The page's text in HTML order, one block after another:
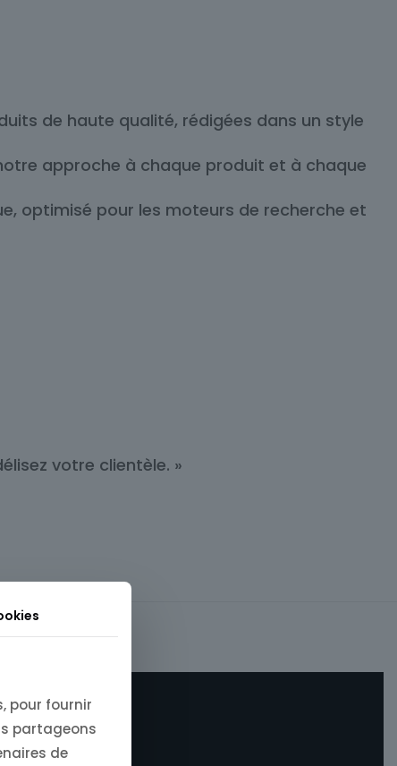
de haute qualité, rédigées dans un style
approche à chaque produit et à chaque
optimisé pour les moteurs de recherche et
votre clientèle. »
pour fournir
partageons
de